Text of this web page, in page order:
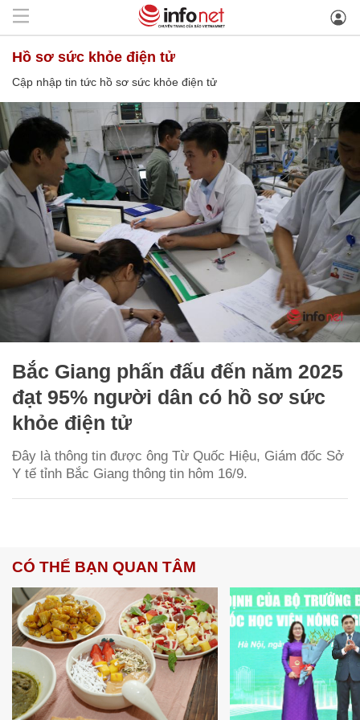
hồ sơ sức khỏe điện tử
Cập nhập tin tức hồ sơ sức khỏe điện tử
Bắc Giang phấn đấu đến năm 2025
đạt 95% người dân có hồ sơ sức
khỏe điện tử
Đây là thông tin được ông Từ Quốc Hiệu, Giám đốc Sở
Y tế tỉnh Bắc Giang thông tin hôm 16/9.
CÓ THỂ BẠN QUAN TÂM